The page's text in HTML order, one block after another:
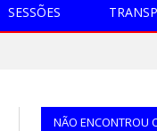
SESSÕES
NÃO ENCONTROU